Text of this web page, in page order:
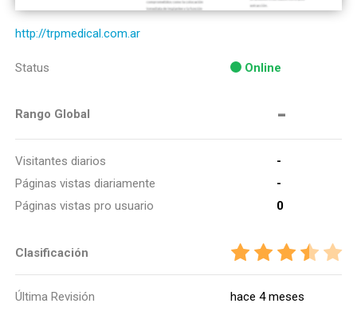
http://trpmedical.com.ar
Status Online
Rango Global -
Visitantes diarios
-
Páginas vistas diariamente
-
Páginas vistas pro usuario
0
Clasificación
Última Revisión hace 4 meses